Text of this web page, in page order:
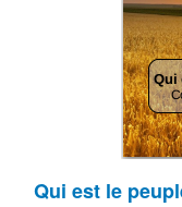
Qui est le